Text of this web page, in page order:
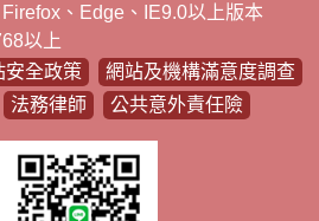
、Edge、IE9.0以上版本
以上
安全政策
網站及機構滿意度調查
法務律師 公共意外責任險